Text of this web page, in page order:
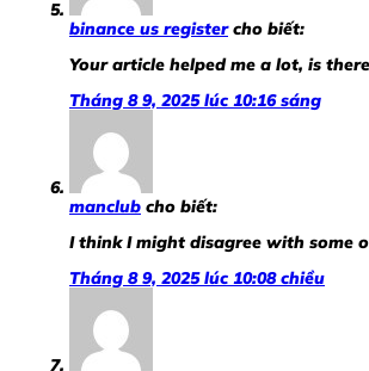
binance us register cho biết:
Your article helped me a lot, is
Tháng 8 9, 2025 lúc 10:16 sáng
manclub cho biết:
I think I might disagree with some
Tháng 8 9, 2025 lúc 10:08 chiều